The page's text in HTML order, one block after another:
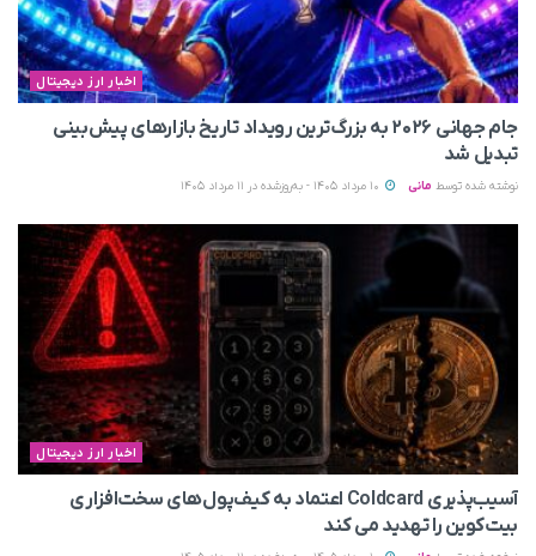
اخبار ارز دیجیتال
جام جهانی ۲۰۲۶ به بزرگ‌ترین رویداد تاریخ بازارهای پیش‌بینی
تبدیل شد
نوشته شده توسط مانی
اخبار ارز دیجیتال
آسیب‌پذیری Coldcard اعتماد به کیف‌پول‌های سخت‌افزاری
بیت‌کوین را تهدید می‌ کند